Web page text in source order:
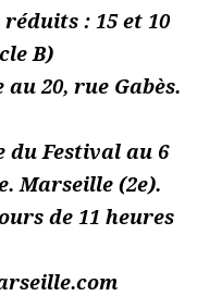
: 15 et 10
B)
20, rue Gabès.
Festival au 6
Marseille (2e).
de 11 heures